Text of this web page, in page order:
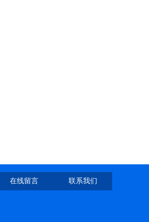
在线留言 联系我们